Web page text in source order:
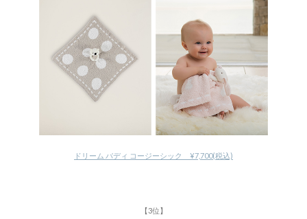
ドリーム バディ コージーシック ¥7,700(税込)
【3位】